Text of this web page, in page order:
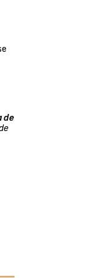
de